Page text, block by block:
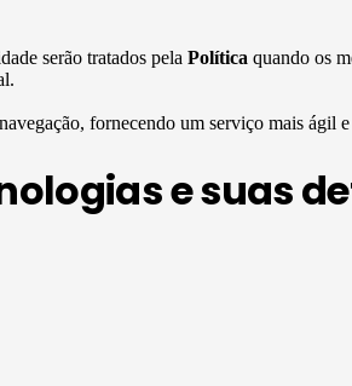
serão tratados pela Política quando os
fornecendo um serviço mais ágil
e suas